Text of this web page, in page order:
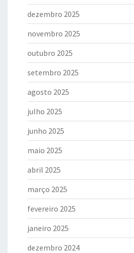
dezembro 2025
novembro 2025
outubro 2025
setembro 2025
agosto 2025
julho 2025
junho 2025
maio 2025
abril 2025
março 2025
fevereiro 2025
janeiro 2025
dezembro 2024